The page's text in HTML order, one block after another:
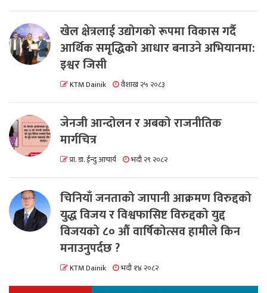
खेल क्षेत्रलाई उद्योगको रूपमा विकास गर्दै
आर्थिक समृद्धिको आधार बनाउने अभियानमा:
इश्वर जिसी
KTM Dainik वैशाख २५ २०८३
जेनजी आन्दोलन र अबको राजनीतिक
मार्गचित्र
प्रा. डा. ईन्दु आचार्य भदौ २९ २०८२
चिनियाँ जनताको जापानी आक्रमण विरुद्दको
युद्ध विजय र विश्वफासिष्ट विरुद्दको युद्द
विजयको ८० औं वार्षिकोत्सव हामीले किन
मनाउनुपर्दछ ?
KTM Dainik भदौ १४ २०८२